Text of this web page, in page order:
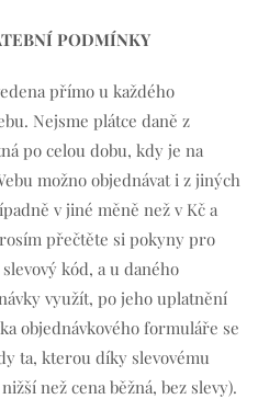
PODMÍNKY
přímo u každého
Nejsme plátce daně z
po celou dobu, kdy je na
možno objednávat i z jiných
v jiné měně než v Kč a
přečtěte si pokyny pro
kód, a u daného
využít, po jeho uplatnění
objednávkového formuláře se
ta, kterou díky slevovému
než cena běžná, bez slevy).